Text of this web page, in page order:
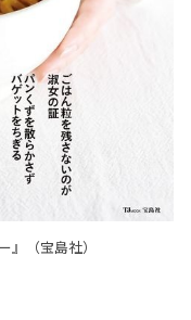
』（宝島社）